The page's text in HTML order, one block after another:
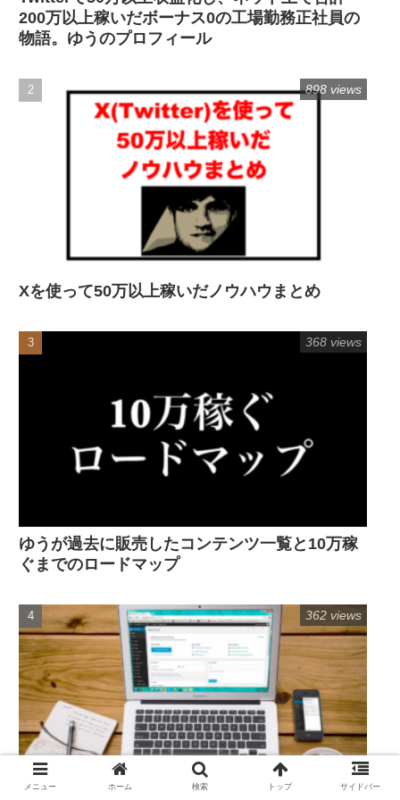
200万以上稼いだボーナス0の工場勤務正社員の
物語。ゆうのプロフィール
Xを使って50万以上稼いだノウハウまとめ
898 views
ゆうが過去に販売したコンテンツ一覧と10万稼
ぐまでのロードマップ
368 views
362 views
メニュー ホーム 検索 トップ サイドバー